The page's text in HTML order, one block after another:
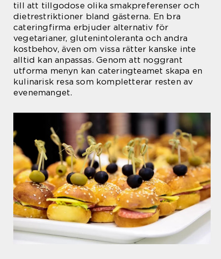
till att tillgodose olika smakpreferenser och
dietrestriktioner bland gästerna. En bra
cateringfirma erbjuder alternativ för
vegetarianer, glutenintoleranta och andra
kostbehov, även om vissa rätter kanske inte
alltid kan anpassas. Genom att noggrant
utforma menyn kan cateringteamet skapa en
kulinarisk resa som kompletterar resten av
evenemanget.